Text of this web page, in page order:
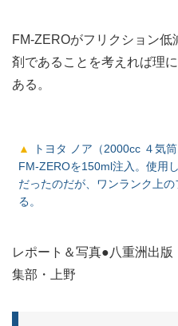
FM-ZEROがフリクション
剤であることを考えれば理
ある。
トヨタ ノア（2000cc ４気
FM-ZEROを150ml注入。使用
だったのだが、ワンランク上
る。
レポート＆写真●八重洲出
集部・上野